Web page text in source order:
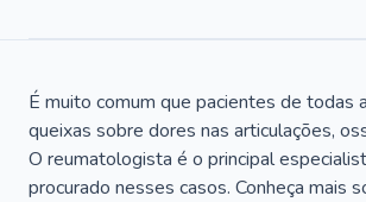
É muito comum que pacientes de todas
queixas sobre dores nas articulações,
O reumatologista é o principal
procurado nesses casos. Conheça mais